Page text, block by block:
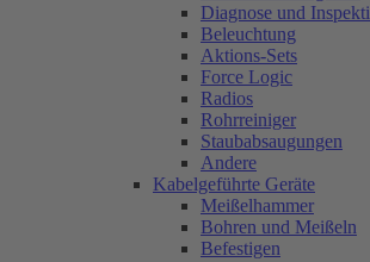
Diagnose und
Beleuchtung
Aktions-Sets
Force Logic
Radios
Rohrreiniger
Staubabsaugungen
Andere
Kabelgeführte Geräte
Meißelhammer
Bohren und Meißeln
Befestigen